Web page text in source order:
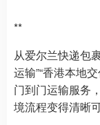
**
从爱尔兰快递包
运输”“香港本地
门到门运输服务
境流程变得清晰可